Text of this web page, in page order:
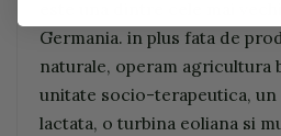
Germania. in plus fata de
naturale, operam agricultura
unitate socio-terapeutica, un
lactata, o turbina eoliana si